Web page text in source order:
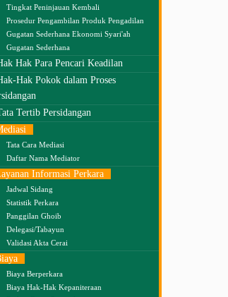
Tingkat Peninjauan Kembali
Prosedur Pengambilan Produk Pengadilan
Gugatan Sederhana Ekonomi Syari'ah
Gugatan Sederhana
Hak Para Pencari Keadilan
Hak Pokok dalam Proses
Tertib Persidangan
Tata Cara Mediasi
Daftar Nama Mediator
Informasi Perkara
Jadwal Sidang
Statistik Perkara
Panggilan Ghoib
Delegasi/Tabayun
Validasi Akta Cerai
Biaya Berperkara
Biaya Hak-Hak Kepaniteraan